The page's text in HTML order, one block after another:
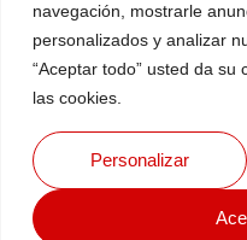
navegación, mostrarle
personalizados y analizar
“Aceptar todo” usted da
las cookies.
Personalizar
MAPA WEB
CONTACTO
AVISO LEGAL
Copyright © 2026
Diseño